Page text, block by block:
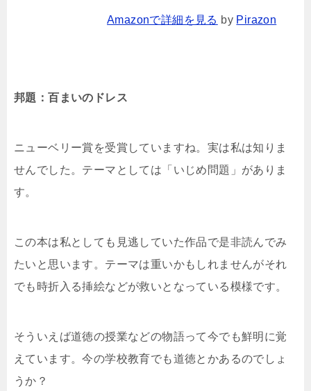
Amazonで詳細を見る by Pirazon
邦題：百まいのドレス
ニューベリー賞を受賞していますね。実は私は知りま
せんでした。テーマとしては「いじめ問題」がありま
す。
この本は私としても見逃していた作品で是非読んでみ
たいと思います。テーマは重いかもしれませんがそれ
でも時折入る挿絵などが救いとなっている模様です。
そういえば道徳の授業などの物語って今でも鮮明に覚
えています。今の学校教育でも道徳とかあるのでしょ
うか？